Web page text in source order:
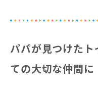
パパが見つけた
ての大切な仲間に